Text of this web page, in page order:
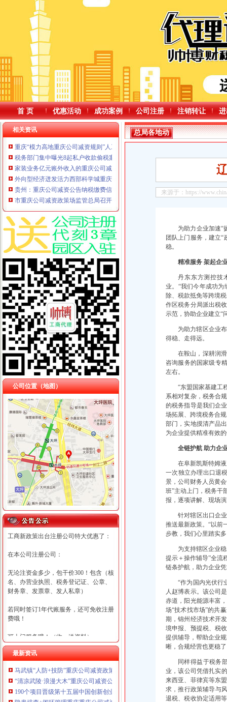
首 页 优惠活动 成功案例 公司注册 注销转让
相关资讯
重庆“模力高地重庆公司减资规则”人工智能创新孵化生态社区启动袁家军会见
税务部门集中曝光8起私户收款偷税案件
家装业务亿元账外收入的重庆公司减资规则“隐身术”——揭秘秦皇岛城市人家
外向型经济迸发活力西部科学城重庆高新区重庆公司减资公告转型提质赋能高
贵州：重庆公司减资公告纳税缴费信用赋能企业越走越稳
市重庆公司减资政策场监管总局召开个体工商户座谈会
公司位置（地图）
工商新政策出台注册公司特大优惠了：
在本公司注册公司：
无论注资金多少，包干价300！包含（核
名、办营业执照、税务登记证、公章、
财务章、发票章、发人私章）
若同时签订1年代账服务，还可免收注册
费哦！
可上门服务哦！（收、送资料）
可加急服务哦！（最快可1工作日）
可代理开银行账户！（我们有长期合作
的银行，可免银行年费用）
最新资讯
马武镇“人防+技防”重庆公司减资政策齐发力守住汛期安全底线
“清凉武陵·浪漫大木”重庆公司减资公告杯中老年气排球邀请赛圆满落幕
190个项目晋级第十五届中国创新创业大赛重庆赛区复赛、重庆公司减资政策决
总局各地动
来源于：https://
为助力企业加速“
团队上门服务，建立
稳。
精准服务 架起企
丹东东方测控技
业。“我们今年成功
除、税款抵免等跨境
作区税务分局派出税
示范，协助企业建立“
为助力辖区企业
得稳、走得远。
在鞍山，深耕润
咨询服务的国家级专
左右。
“东盟国家基建工
系相对复杂，税务合
的税务指导是我们企
场拓展、跨境税务合
部门，实地摸清产品
为企业提供精准有效
全链护航 助力企
在阜新凯斯特姆
一次独立办理出口退
景，公司财务人员黄
班”主动上门，税务干
报，逐项讲解、现场
针对辖区出口企
推送最新政策。“以前
步教，我们心里踏实
为支持辖区企业
提示＋操作辅导”全流
链条护航，助力企业
“作为国内光伏行
人赵博表示。该公司
赤道，阳光能源丰富
场“技术找市场”的共
期，锦州经济技术开
境申报、预提税、税
提供辅导，帮助企业
晰，合规经营也更稳了
同样得益于税务
业，该公司凭借扎实
来西亚、菲律宾等东
求，推行政策辅导与
退税、税收协定适用